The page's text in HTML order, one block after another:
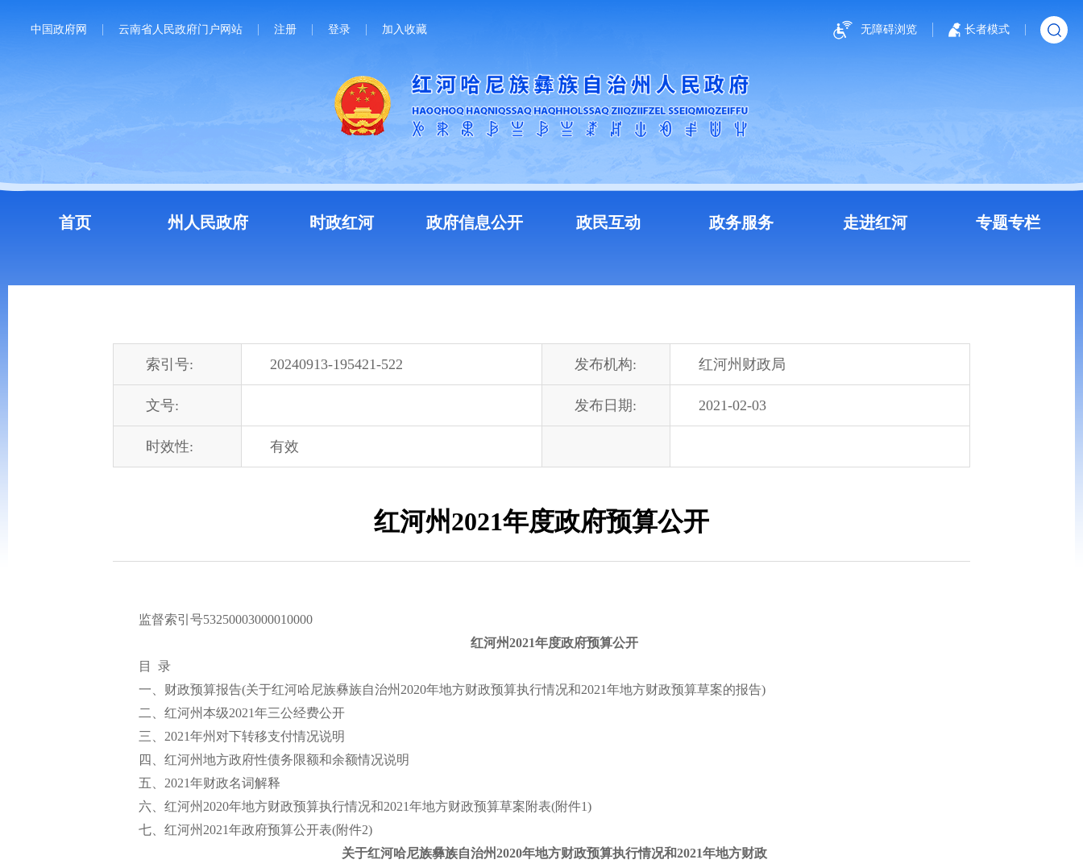
中国政府网 云南省人民政府门户网站 注册 登录 加入收藏 无障碍浏览 长者模式
首页 州人民政府 时政红河 政府信息公开 政民互动 政务服务 走进红河 专题专栏
索引号: 20240913-195421-522 发布机构: 红河州财政局
文号: 发布日期: 2021-02-03
时效性: 有效
红河州2021年度政府预算公开
监督索引号53250003000010000
红河州2021年度政府预算公开
目 录
一、财政预算报告(关于红河哈尼族彝族自治州2020年地方财政预算执行情况和2021年地方财政预算草案的报告)
二、红河州本级2021年三公经费公开
三、2021年州对下转移支付情况说明
四、红河州地方政府性债务限额和余额情况说明
五、2021年财政名词解释
六、红河州2020年地方财政预算执行情况和2021年地方财政预算草案附表(附件1)
七、红河州2021年政府预算公开表(附件2)
关于红河哈尼族彝族自治州2020年地方财政预算执行情况和2021年地方财政